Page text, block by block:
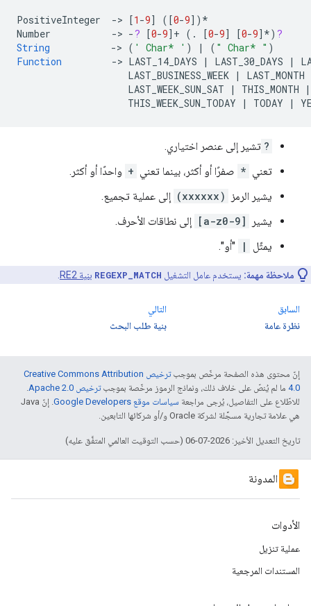
PositiveInteger -> [1 -9] ( [0-9] ) *
Number
-> - ? [0-9]+ (. [0-9] [0-9]*) ?
String
-> ( ' Char* ' ) | ( " Char* " )
Function
-> LAST_14_DAYS | LAST_30_DAYS |
LAST_BUSINESS_WEEK | LAST_MONTH
LAST_WEEK_SUN_SAT
| THIS_MONTH
|
THIS_WEEK_SUN_TODAY
| TODAY |
? تشير إلى عنصر اختياري.
تعني * صفرًا أو أكثر، بينما تعني + واحدًا أو أكثر.
يشير الرمز
(xxxxxx) إلى عملية تجميع.
يشير
[a-z0-9]
إلى نطاقات الأحرف.
يمثّل
| "أو".
ملاحظة مهمة: يستخدم عامل التشغيل REGEXP_MATCH بنية RE2
السابق
نظرة عامة
التالي
بنية طلب البحث
إنّ محتوى هذه الصفحة مرخّص بموجب
ترخيص Creative Commons Attribution
4.0‏ ما لم يُنصّ على خلاف ذلك، ونماذج الرموز مرخّصة بموجبترخيص Apache 2.0‏
.
للاطّلاع على التفاصيل، يُرجى مراجعة سياسات موقع Google Developers‏
. إنّ Java
هي علامة تجارية مسجَّلة لشركة Oracle و/أو شركائها التابعين.
تاريخ التعديل الأخير: 2026-07-06 (حسب التوقيت العالمي المتفَّق عليه)
المدونة
الأدوات
عملية تنزيل
المستندات المرجعية